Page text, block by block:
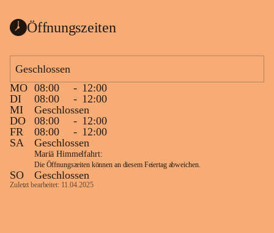
Vielfalt in Gärten bringen und zugleich
Wie wichtig Hecken sind zeigt das
österreichweite Forschungsprojekt
„Heckenleben“ des Vereins Regionale
Gehölzvermehrung. Die Untersuchungen
machen deutlich, dass Bestäuber auf ein
möglichst durchgehendes
Nahrungsangebot angewiesen sind.
Heimische Hecken können
Versorgungslücken schließen, weil
unterschiedliche Gehölzarten zu
Öffnungszeiten
Geschlossen
MO 08:00 - 12:00
DI
08:00 - 12:00
MI
Geschlossen
DO
08:00 - 12:00
FR
08:00 - 12:00
SA
Geschlossen
Mariä Himmelfahrt:
Die Öffnungszeiten können an diesem Feiertag abweichen.
SO Geschlossen
Zuletzt bearbeitet: 11.04.2025